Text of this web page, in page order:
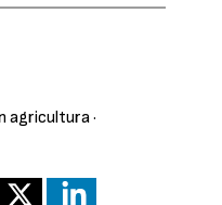
agricultura·